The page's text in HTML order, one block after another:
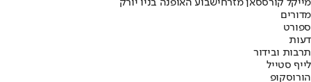
מייקל קורססאן מזרחישבוע האופנה בניו יורק
מדורים
ספורט
דעות
תרבות ובידור
לייף סטייל
הורוסקופ